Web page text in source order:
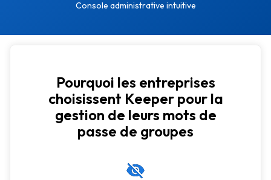
Console administrative intuitive
Pourquoi les entreprises
choisissent Keeper pour la
gestion de leurs mots de
passe de groupes